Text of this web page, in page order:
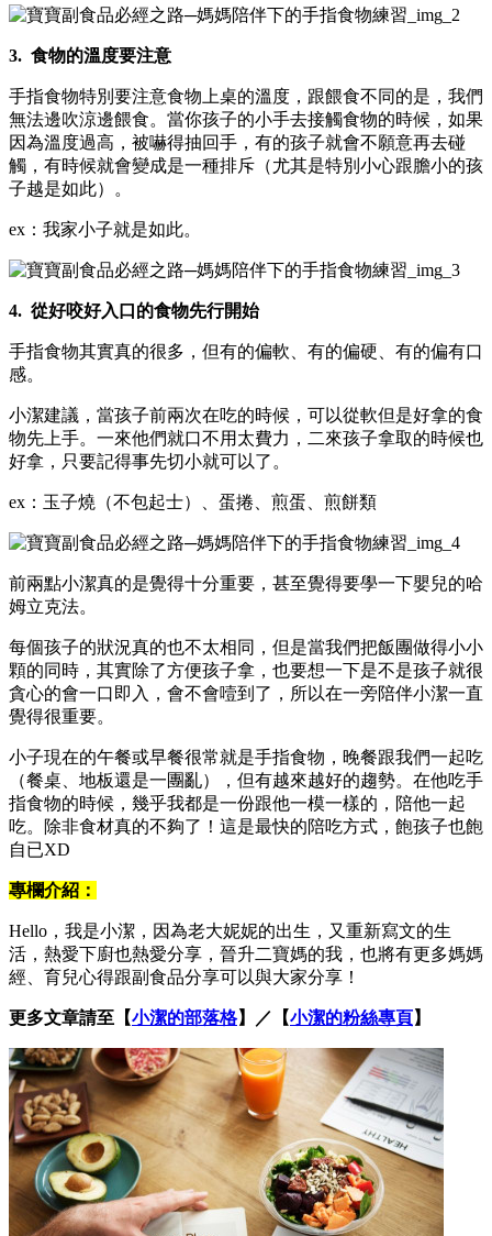
3. 食物的溫度要注意
手指食物特別要注意食物上桌的溫度，跟餵食不同的是，我們
無法邊吹涼邊餵食。當你孩子的小手去接觸食物的時候，如果
因為溫度過高，被嚇得抽回手，有的孩子就會不願意再去碰
觸，有時候就會變成是一種排斥（尤其是特別小心跟膽小的孩
子越是如此）。
ex：我家小子就是如此。
4. 從好咬好入口的食物先行開始
手指食物其實真的很多，但有的偏軟、有的偏硬、有的偏有口
感。
小潔建議，當孩子前兩次在吃的時候，可以從軟但是好拿的食
物先上手。一來他們就口不用太費力，二來孩子拿取的時候也
好拿，只要記得事先切小就可以了。
ex：玉子燒（不包起士）、蛋捲、煎蛋、煎餅類
前兩點小潔真的是覺得十分重要，甚至覺得要學一下嬰兒的哈
姆立克法。
每個孩子的狀況真的也不太相同，但是當我們把飯團做得小小
顆的同時，其實除了方便孩子拿，也要想一下是不是孩子就很
貪心的會一口即入，會不會噎到了，所以在一旁陪伴小潔一直
覺得很重要。
小子現在的午餐或早餐很常就是手指食物，晚餐跟我們一起吃
（餐桌、地板還是一團亂），但有越來越好的趨勢。在他吃手
指食物的時候，幾乎我都是一份跟他一模一樣的，陪他一起
吃。除非食材真的不夠了！這是最快的陪吃方式，飽孩子也飽
自已XD
專欄介紹：
Hello，我是小潔，因為老大妮妮的出生，又重新寫文的生
活，熱愛下廚也熱愛分享，晉升二寶媽的我，也將有更多媽媽
經、育兒心得跟副食品分享可以與大家分享！
更多文章請至【小潔的部落格】／【小潔的粉絲專頁】